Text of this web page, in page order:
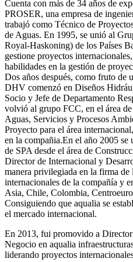
Cuenta con más de 34 años de
PROSER, una empresa de
trabajó como Técnico de
de Aguas. En 1995, se unió al
Royal-Haskoning) de los Países
gestione proyectos
habilidades en la gestión de
Dos años después, como fruto de
DHV comenzó en Diseños
Socio y Jefe de Departamento
volvió al grupo FCC, en el área
Aguas, Servicios y Procesos
Proyecto para el área
en la compañia.En el año 2005 se
de SPA desde el área de
Director de Internacional y
manera privilegiada en la firma de
internacionales de la compañía y
Asia, Chile, Colombia,
Consiguiendo que aqualia se
el mercado internacional.
En 2013, fui promovido a
Negocio en aqualia
liderando proyectos